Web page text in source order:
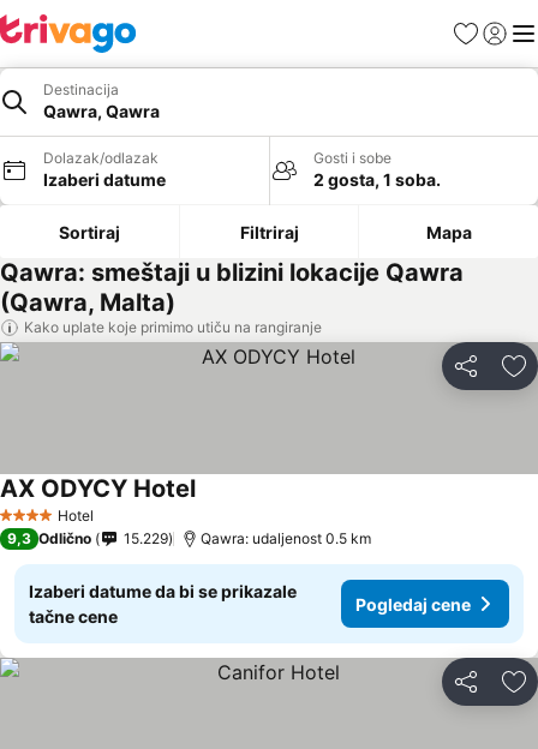
FavoritiPrijavi
Destinacija
Qawra, Qawra
Dolazak/odlazak
Izaberi datume
Gosti i sobe
2 gosta, 1 soba.
Sortiraj Filtriraj Mapa
Qawra: smeštaji u blizini lokacije Qawra
(Qawra, Malta)
Kako uplate koje primimo utiču na rangiranje
Deli
4 ZvezdiceHotel
AX ODYCY Hotel
9,3 Odlično 15.229 Qawra: udaljenost 0.5 km
Izaberi datume da bi se prikazale
tačne cene
Pogledaj cene
Deli